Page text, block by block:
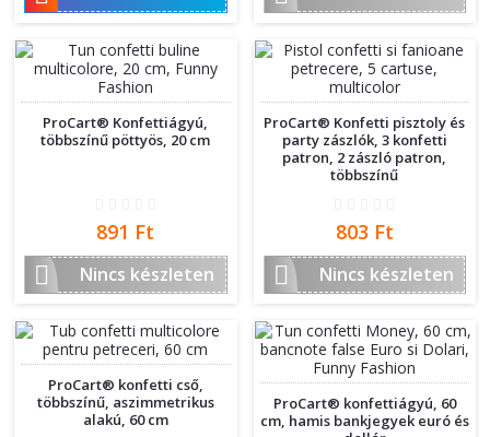
ProCart® Konfettiágyú,
többszínű pöttyös, 20 cm
Ár
891 Ft
 Nincs készleten
ProCart® Konfetti pisztoly és
party zászlók, 3 konfetti
patron, 2 zászló patron,
többszínű
Ár
803 Ft
 Nincs készleten
ProCart® konfetti cső,
többszínű, aszimmetrikus
alakú, 60 cm
ProCart® konfettiágyú, 60
cm, hamis bankjegyek euró és